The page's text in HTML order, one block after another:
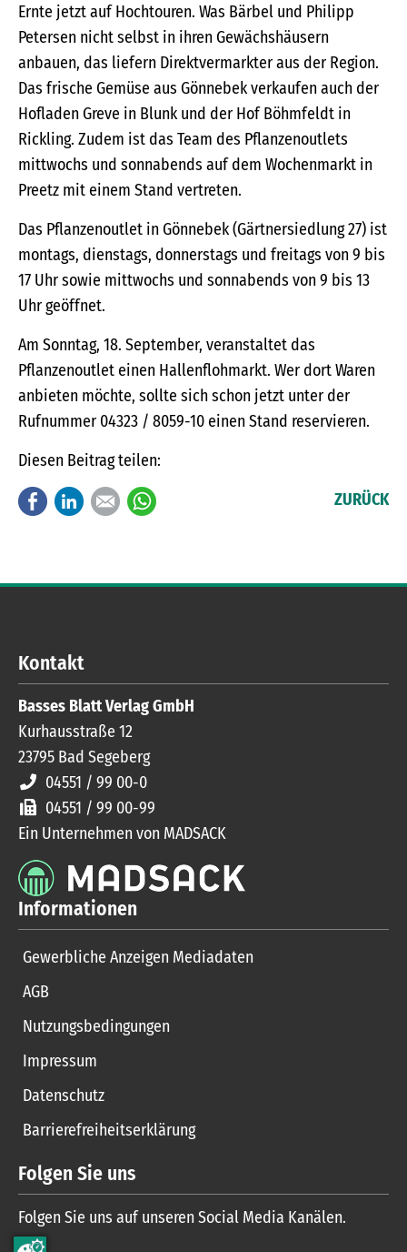
Ernte jetzt auf Hochtouren. Was Bärbel und Philipp
Petersen nicht selbst in ihren Gewächshäusern
anbauen, das liefern Direktvermarkter aus der Region.
Das frische Gemüse aus Gönnebek verkaufen auch der
Hofladen Greve in Blunk und der Hof Böhmfeldt in
Rickling. Zudem ist das Team des Pflanzenoutlets
mittwochs und sonnabends auf dem Wochenmarkt in
Preetz mit einem Stand vertreten.
Das Pflanzenoutlet in Gönnebek (Gärtnersiedlung 27) ist
montags, dienstags, donnerstags und freitags von 9 bis
17 Uhr sowie mittwochs und sonnabends von 9 bis 13
Uhr geöffnet.
Am Sonntag, 18. September, veranstaltet das
Pflanzenoutlet einen Hallenflohmarkt. Wer dort Waren
anbieten möchte, sollte sich schon jetzt unter der
Rufnummer 04323 / 8059-10 einen Stand reservieren.
Diesen Beitrag teilen:
FacebookLinkedInE-mail ZURÜCK
Kontakt
Basses Blatt Verlag GmbH
Kurhausstraße 12
23795 Bad Segeberg
04551 / 99 00-0
04551 / 99 00-99
Ein Unternehmen von MADSACK
Informationen
Gewerbliche Anzeigen Mediadaten
AGB
Nutzungsbedingungen
Impressum
Datenschutz
Barrierefreiheitserklärung
Folgen Sie uns
Folgen Sie uns auf unseren Social Media Kanälen.